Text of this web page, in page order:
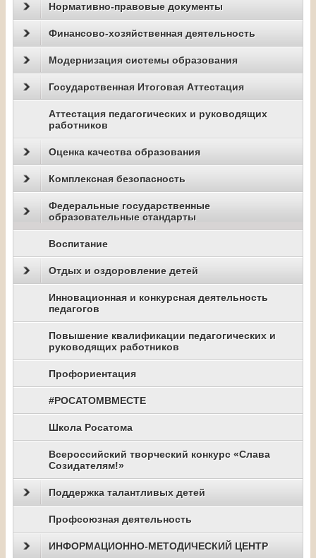
Нормативно-правовые документы
Финансово-хозяйственная деятельность
Модернизация системы образования
Государственная Итоговая Аттестация
Аттестация педагогических и руководящих
работников
Оценка качества образования
Комплексная безопасность
Федеральные государственные
образовательные стандарты
Воспитание
Отдых и оздоровление детей
Инновационная и конкурсная деятельность
педагогов
Повышение квалификации педагогических и
руководящих работников
Профориентация
#РОСАТОМВМЕСТЕ
Школа Росатома
Всероссийский творческий конкурс «Слава
Созидателям!»
Поддержка талантливых детей
Профсоюзная деятельность
ИНФОРМАЦИОННО-МЕТОДИЧЕСКИЙ ЦЕНТР